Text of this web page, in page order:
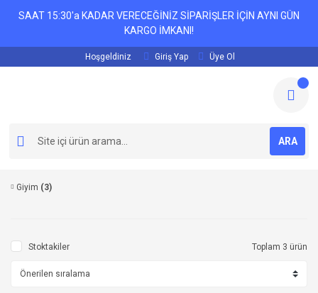
SAAT 15:30'a KADAR VERECEĞİNİZ SİPARİŞLER İÇİN AYNI GÜN
KARGO İMKANI!
Hoşgeldiniz Giriş Yap Üye Ol
ARA
Giyim (3)
Stoktakiler Toplam 3 ürün